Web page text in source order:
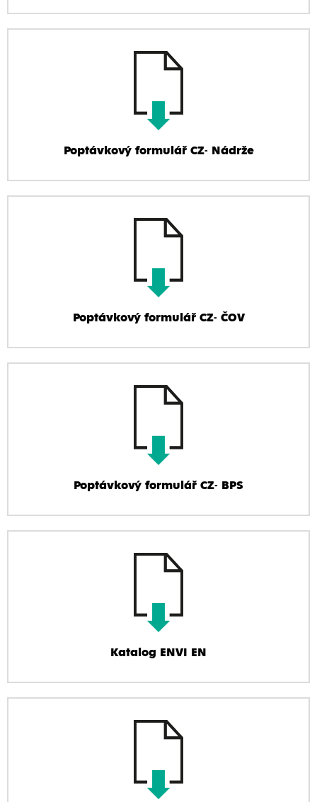
Poptávkový formulář CZ- Nádrže
Poptávkový formulář CZ- ČOV
Poptávkový formulář CZ- BPS
Katalog ENVI EN